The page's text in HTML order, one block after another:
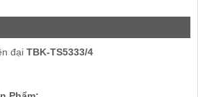
đại TBK-TS5333/4